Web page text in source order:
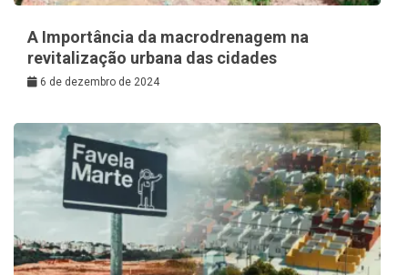
A Importância da macrodrenagem na
revitalização urbana das cidades
6 de dezembro de 2024